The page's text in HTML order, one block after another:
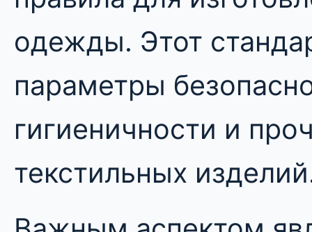
одежды. Этот
параметры
гигиеничности и
текстильных